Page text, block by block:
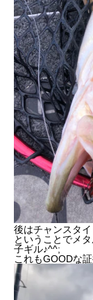
後はチャンスタ
ということでメ
子ギル♪^^;
これもGOODな証